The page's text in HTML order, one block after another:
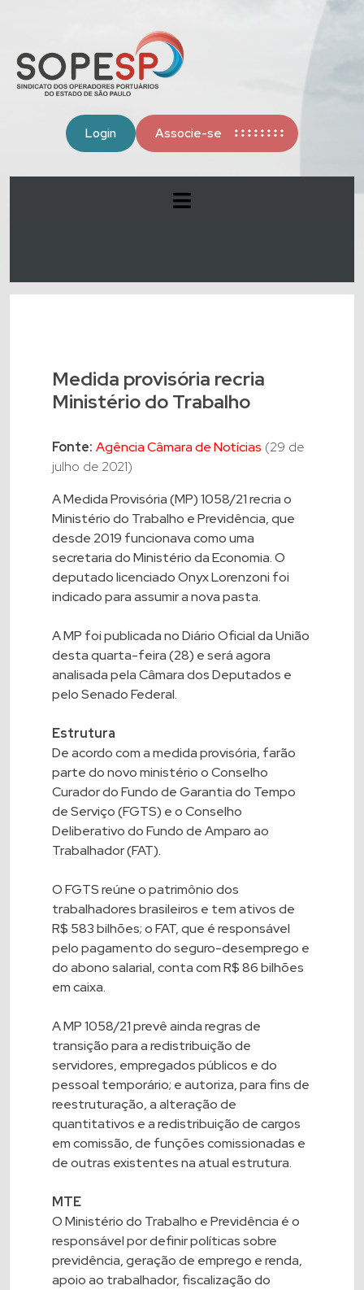
Login Associe-se
Medida provisória recria
Ministério do Trabalho
Fonte: Agência Câmara de Notícias (29 de
julho de 2021)
A Medida Provisória (MP) 1058/21 recria o
Ministério do Trabalho e Previdência, que
desde 2019 funcionava como uma
secretaria do Ministério da Economia. O
deputado licenciado Onyx Lorenzoni foi
indicado para assumir a nova pasta.
A MP foi publicada no Diário Oficial da União
desta quarta-feira (28) e será agora
analisada pela Câmara dos Deputados e
pelo Senado Federal.
Estrutura
De acordo com a medida provisória, farão
parte do novo ministério o Conselho
Curador do Fundo de Garantia do Tempo
de Serviço (FGTS) e o Conselho
Deliberativo doFundo de Amparo ao
Trabalhador(FAT).
O FGTS reúne o patrimônio dos
trabalhadores brasileiros e tem ativos de
R$ 583 bilhões; o FAT, que é responsável
pelo pagamento do seguro-desemprego e
do abono salarial, conta com R$ 86 bilhões
em caixa.
A MP 1058/21 prevê ainda regras de
transição para a redistribuição de
servidores, empregados públicos e do
pessoal temporário; e autoriza, para fins de
reestruturação, a alteração de
quantitativos e a redistribuição de cargos
em comissão, de funções comissionadas e
de outras existentes na atual estrutura.
MTE
O Ministério do Trabalho e Previdência é o
responsável por definir políticas sobre
previdência, geração de emprego e renda,
apoio ao trabalhador, fiscalização do